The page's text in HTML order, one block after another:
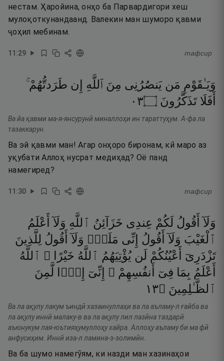
нестам. Ҳаройина, онҳо ба Парвардигори хеш
мулоқоткунандаанд. Валекин ман шуморо қавми
ҷоҳил мебинам.
11:29 тафсир
وَيَـٰقَوْمِ مَن يَنصُرُنِى مِنَ ٱللَّهِ إِن طَرَدتُّهُمْ ۚ
أَفَلَا تَذَكَّرُونَ ۝٣٠
Ва йа қавми ма-я-янсурунӣ миналлоҳи ин тараттуҳум. А-фа ла
тазаккарун.
Ва эй қавми ман! Агар онҳоро биронам, кӣ маро аз
уқубати Аллоҳ нусрат медиҳад? Оё панд
намегиред?
11:30 тафсир
وَلَآ أَقُولُ لَكُمْ عِندِى خَزَآئِنُ ٱللَّهِ وَلَآ
أَعْلَمُ
ٱلْغَيْبَ وَلَآ أَقُولُ إِنِّى مَلَكٌۭ وَلَآ أَقُولُ لِلَّذِينَ
تَزْدَرِىٓ
أَعْيُنُكُمْ لَن يُؤْتِيَهُمُ ٱللَّهُ خَيْرًا ۖ ٱللَّهُ
أَعْلَمُ بِمَا فِىٓ أَنفُسِهِمْ ۖ إِنِّىٓ إِذًۭا
لَّمِنَ
ٱلظَّـٰلِمِينَ ۝٣١
Ва ла ақулу лакум ъиндӣ хазаинуллаҳи ва ла аъламу-л ғайба ва
ла ақулу иннӣ малаку-в ва ла ақулу лил лазӣна таздарӣ
аъюнукум лая-юътияҳумуллоҳу хайра. Аллоҳу аъламу би ма фӣ
анфусиҳим. Иннӣ иза-л ламина-з-золимӣн.
Ва ба шумо намегӯям, ки назди ман хазинаҳои